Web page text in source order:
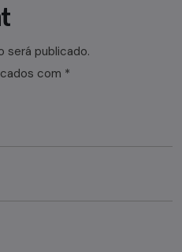
será publicado.
com *